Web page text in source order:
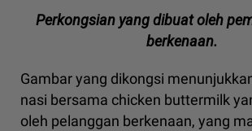
Perkongsian yang dibuat oleh
berkenaan.
Gambar yang dikongsi
nasi bersama chicken buttermilk
oleh pelanggan berkenaan, yang